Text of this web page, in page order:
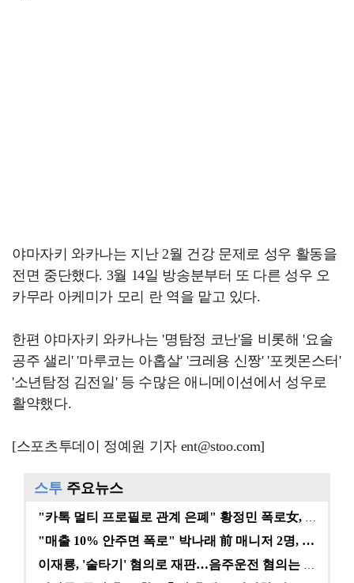
야마자키 와카나는 지난 2월 건강 문제로 성우 활동을
전면 중단했다. 3월 14일 방송분부터 또 다른 성우 오
카무라 아케미가 모리 란 역을 맡고 있다.
한편 야마자키 와카나는 '명탐정 코난'을 비롯해 '요술
공주 샐리' '마루코는 아홉살' '크레용 신짱' '포켓몬스터'
'소년탐정 김전일' 등 수많은 애니메이션에서 성우로
활약했다.
[스포츠투데이 정예원 기자 ent@stoo.com]
스투 주요뉴스
"매출 10% 안주면 폭로" 박나래 前 매니저 2명, …